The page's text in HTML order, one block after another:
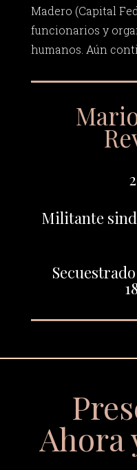
Madero (Capital
funcionarios y
humanos. Aún
Militante
Ahora